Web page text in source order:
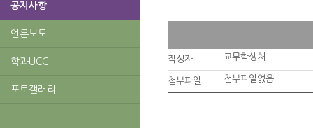
공지사항
언론보도
학과UCC
포토갤러리
작성자 교무학생처
첨부파일 첨부파일없음